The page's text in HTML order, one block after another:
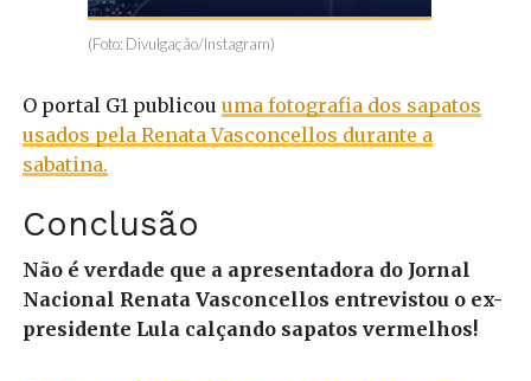
(Foto: Divulgação/Instagram)
O portal G1 publicou uma fotografia dos sapatos
usados pela Renata Vasconcellos durante a
sabatina.
Conclusão
Não é verdade que a apresentadora do Jornal
Nacional Renata Vasconcellos entrevistou o ex-
presidente Lula calçando sapatos vermelhos!